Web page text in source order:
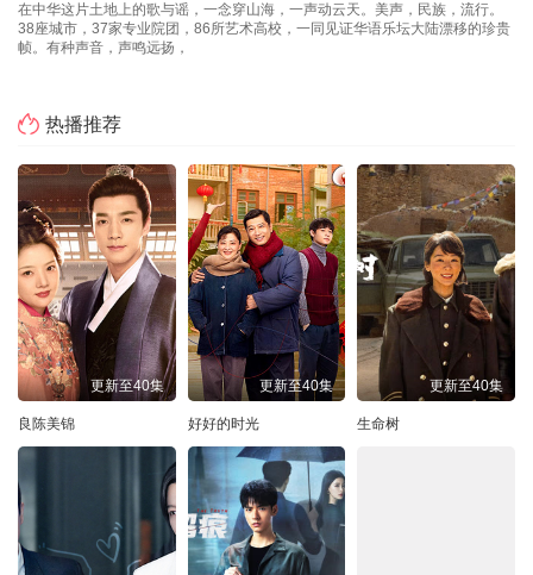
在中华这片土地上的歌与谣，一念穿山海，一声动云天。美声，民族，流行。
38座城市，37家专业院团，86所艺术高校，一同见证华语乐坛大陆漂移的珍贵
帧。有种声音，声鸣远扬，
热播推荐
更新至40集
良陈美锦
更新至40集
好好的时光
更新至40集
生命树